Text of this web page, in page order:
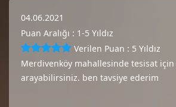
04.06.2021
Puan Aralığı : 1-5 Yıldız
Verilen Puan : 5 Yıldız
Merdivenköy mahallesinde tesisat için
arayabilirsiniz. ben tavsiye ederim